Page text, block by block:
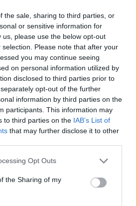
the sale, sharing to third parties, or
or sensitive information for
please use the below opt-out
Please note that after your
you may continue seeing
on personal information utilized by
disclosed to third parties prior to
opt-out of the further
information by third parties on the
participants. This information may
to third parties on the IAB’s List of
that may further disclose it to other
app uses one or more Google
usage behaviour. You may click to
Google and its third-party tags to
specified purposes in below Google
Opt Outs
the Sharing of my
ενδείξεις που